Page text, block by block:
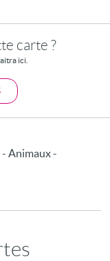
carte ?
ici.
Animaux -